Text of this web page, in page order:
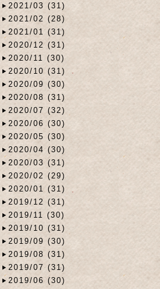
2021/03 (31)
2021/02 (28)
2021/01 (31)
2020/12 (31)
2020/11 (30)
2020/10 (31)
2020/09 (30)
2020/08 (31)
2020/07 (32)
2020/06 (30)
2020/05 (30)
2020/04 (30)
2020/03 (31)
2020/02 (29)
2020/01 (31)
2019/12 (31)
2019/11 (30)
2019/10 (31)
2019/09 (30)
2019/08 (31)
2019/07 (31)
2019/06 (30)